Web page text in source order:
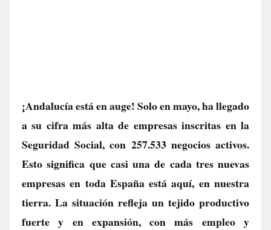
¡Andalucía está en auge! Solo en mayo, ha llegado
a su cifra más alta de empresas inscritas en la
Seguridad Social, con 257.533 negocios activos.
Esto significa que casi una de cada tres nuevas
empresas en toda España está aquí, en nuestra
tierra. La situación refleja un tejido productivo
fuerte y en expansión, con más empleo y